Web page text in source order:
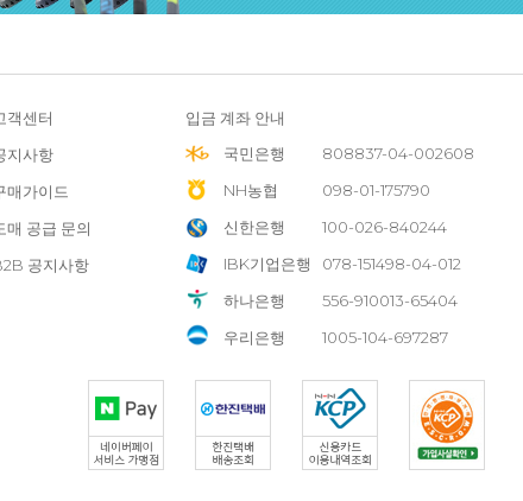
객센터
지사항
매가이드
매 공급 문의
공지사항
입금 계좌 안내
국민은행
808837-04-002608
NH농협
098-01-175790
신한은행
100-026-840244
IBK기업은행
078-151498-04-012
하나은행
556-910013-65404
우리은행
1005-104-697287